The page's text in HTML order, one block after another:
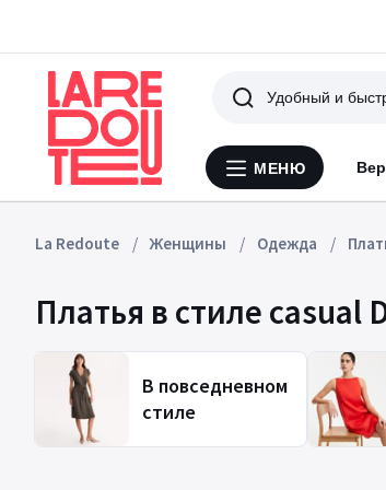
Меню
МЕНЮ
Поиск
La Redoute Женщины Одежда
Платья в стиле casual
В повседневном
стиле